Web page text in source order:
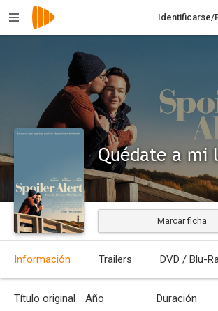
Identificarse/
Quédate a mi
Marcar ficha
Información Trailers DVD / Blu-
Título original Año Duración